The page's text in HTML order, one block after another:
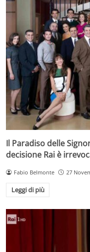
Il Paradiso delle
decisione Rai è
Fabio Belmonte 27
Leggi di più